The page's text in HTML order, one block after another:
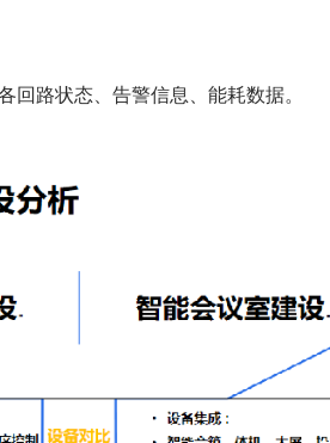
路状态、告警信息、能耗数据。